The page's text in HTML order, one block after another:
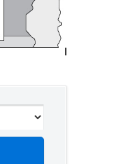
D